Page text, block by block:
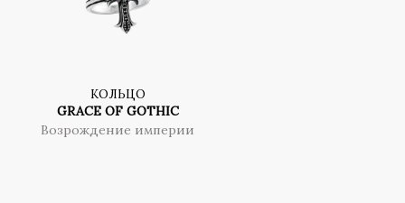
КОЛЬЦО
GRACE OF GOTHIC
Возрождение империи